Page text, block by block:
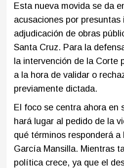
Esta nueva movida se da
acusaciones por presuntas
adjudicación de obras
Santa Cruz. Para la
la intervención de la Corte
a la hora de validar o
previamente dictada.
El foco se centra ahora en
hará lugar al pedido de la
qué términos responderá a
García Mansilla. Mientras
política crece, ya que el